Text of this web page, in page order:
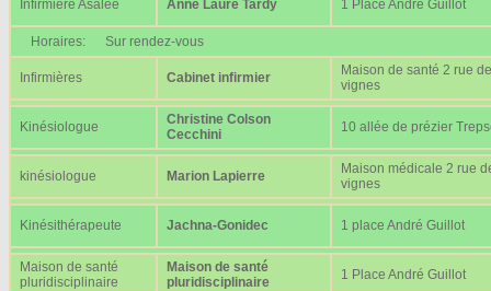
Infirmière Asalée Anne Laure Tardy 1 Place André Guillot
Horaires: Sur rendez-vous
Infirmières Cabinet infirmier
Maison de santé 2 rue
vignes
Kinésiologue
Christine Colson
Cecchini
10 allée de prézier
kinésiologue Marion Lapierre
Maison médicale 2 rue
vignes
Kinésithérapeute Jachna-Gonidec 1 place André Guillot
Maison de santé
pluridisciplinaire
Maison de santé
pluridisciplinaire
1 Place André Guillot